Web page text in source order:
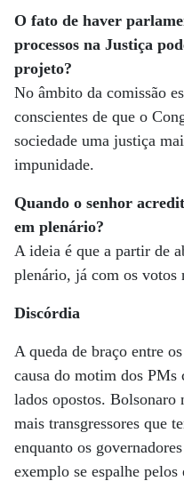
O fato de haver
processos na Justiça
projeto?
No âmbito da comissão
conscientes de que o
sociedade uma justiça
impunidade.
Quando o senhor
em plenário?
A ideia é que a partir de
plenário, já com os votos
Discórdia
A queda de braço entre
causa do motim dos PMs
lados opostos.
mais transgressores que
enquanto os
exemplo se espalhe pelos